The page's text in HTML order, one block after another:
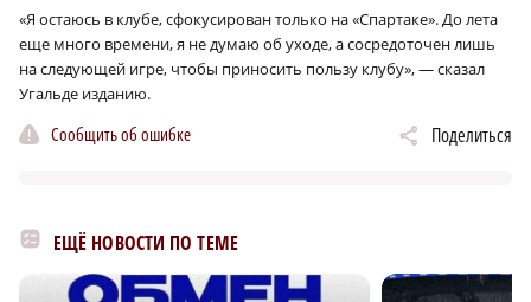
«Я остаюсь в клубе, сфокусирован только на «Спартаке». До лета
еще много времени, я не думаю об уходе, а сосредоточен лишь
на следующей игре, чтобы приносить пользу клубу», — сказал
Угальде изданию.
Сообщить об ошибке Поделиться
ЕЩЁ НОВОСТИ ПО ТЕМЕ